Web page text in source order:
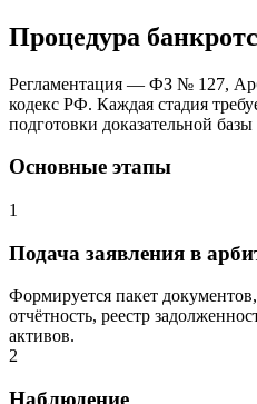
Процедура
Регламентация — ФЗ № 127,
кодекс РФ. Каждая стадия
подготовки доказательной
Основные этапы
1
Подача заявления в
Формируется пакет
отчётность, реестр
активов.
2
Наблюдение